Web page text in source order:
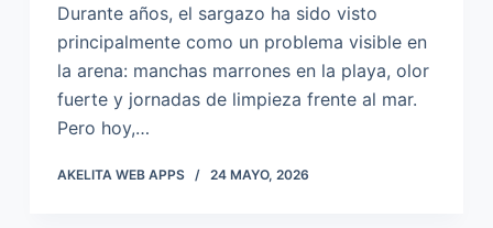
Durante años, el sargazo ha sido visto
principalmente como un problema visible en
la arena: manchas marrones en la playa, olor
fuerte y jornadas de limpieza frente al mar.
Pero hoy,…
AKELITA WEB APPS 24 MAYO, 2026